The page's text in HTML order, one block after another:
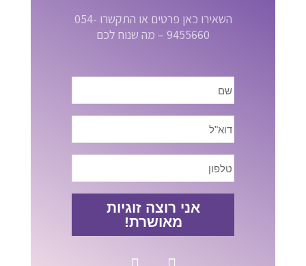
השאירו כאן פרטים או התקשרו 054-
9455660 – מה שנוח לכם
אני רוצה זוגיות
מאושרת!